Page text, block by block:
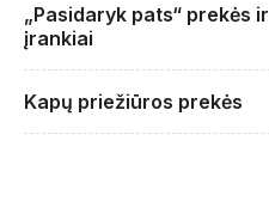
„Pasidaryk pats“ prekės ir
įrankiai
Kapų priežiūros prekės